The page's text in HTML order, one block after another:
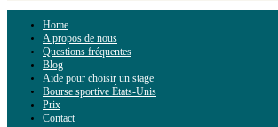
Home
A propos de nous
Questions fréquentes
Blog
Aide pour choisir un stage
Bourse sportive États-Unis
Prix
Contact